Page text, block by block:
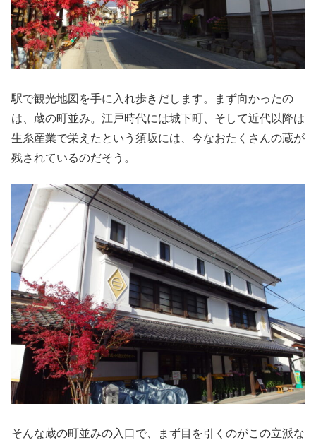
駅で観光地図を手に入れ歩きだします。まず向かったの
は、蔵の町並み。江戸時代には城下町、そして近代以降は
生糸産業で栄えたという須坂には、今なおたくさんの蔵が
残されているのだそう。
そんな蔵の町並みの入口で、まず目を引くのがこの立派な